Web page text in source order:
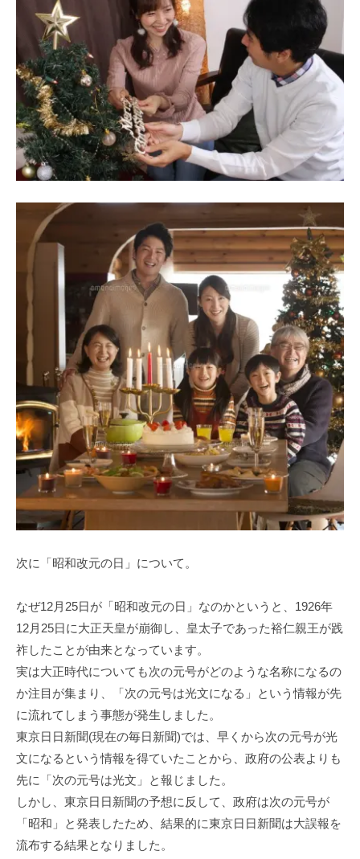
次に「昭和改元の日」について。
なぜ12月25日が「昭和改元の日」なのかというと、1926年
12月25日に大正天皇が崩御し、皇太子であった裕仁親王が践
祚したことが由来となっています。
実は大正時代についても次の元号がどのような名称になるの
か注目が集まり、「次の元号は光文になる」という情報が先
に流れてしまう事態が発生しました。
東京日日新聞(現在の毎日新聞)では、早くから次の元号が光
文になるという情報を得ていたことから、政府の公表よりも
先に「次の元号は光文」と報じました。
しかし、東京日日新聞の予想に反して、政府は次の元号が
「昭和」と発表したため、結果的に東京日日新聞は大誤報を
流布する結果となりました。